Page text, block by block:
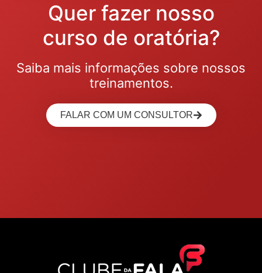
Quer fazer nosso
curso de oratória?
Saiba mais informações sobre nossos
treinamentos.
FALAR COM UM CONSULTOR